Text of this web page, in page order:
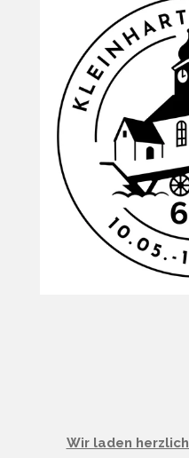
Wir laden herzlich